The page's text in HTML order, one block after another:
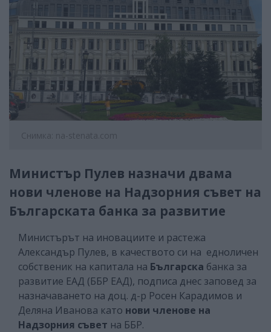
Снимка: na-stenata.com
Министър Пулев назначи двама
нови членове на Надзорния съвет на
Българската банка за развитие
Министърът на иновациите и растежа
Александър Пулев, в качеството си на едноличен
собственик на капитала на Българска банка за
развитие ЕАД (ББР ЕАД), подписа днес заповед за
назначаването на доц. д-р Росен Карадимов и
Деляна Иванова като нови членове на
Надзорния съвет на ББР.